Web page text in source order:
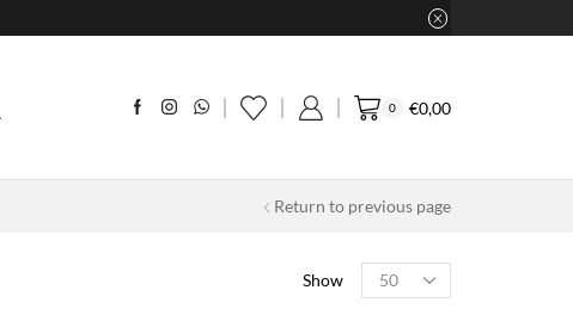
0 €0,00
Return to previous page
Show
Products
per